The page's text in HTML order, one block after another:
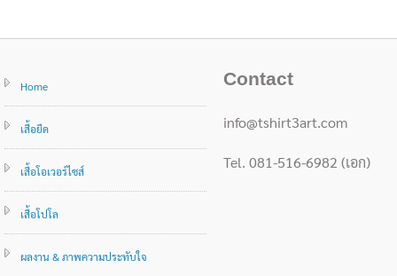
Home
เสื้อยืด
เสื้อโอเวอร์ไซส์
เสื้อโปโล
ผลงาน & ภาพความประทับใจ
Contact
info@tshirt3art.com
Tel. 081-516-6982 (เอก)